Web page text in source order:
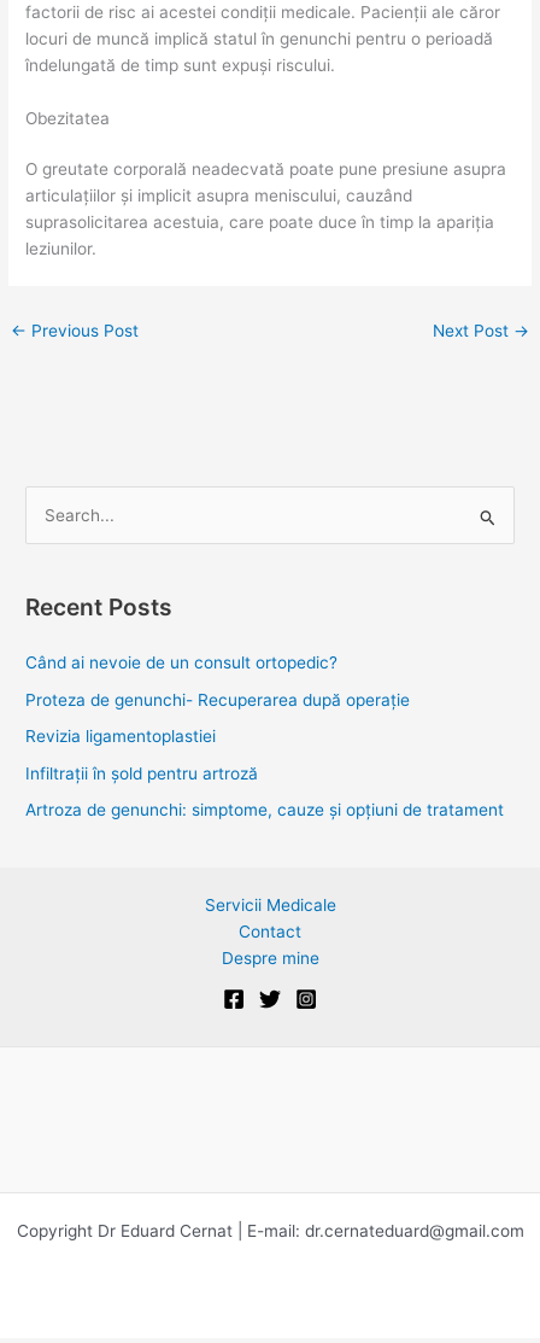
factorii de risc ai acestei condiții medicale. Pacienții ale căror
locuri de muncă implică statul în genunchi pentru o perioadă
îndelungată de timp sunt expuși riscului.
Obezitatea
O greutate corporală neadecvată poate pune presiune asupra
articulațiilor și implicit asupra meniscului, cauzând
suprasolicitarea acestuia, care poate duce în timp la apariția
leziunilor.
← Previous Post Next Post →
r
o
r
:
Recent Posts
Când ai nevoie de un consult ortopedic?
Proteza de genunchi- Recuperarea după operație
Revizia ligamentoplastiei
Infiltrații în șold pentru artroză
Artroza de genunchi: simptome, cauze și opțiuni de tratament
Servicii Medicale
Contact
Despre mine
Copyright Dr Eduard Cernat | E-mail: dr.cernateduard@gmail.com